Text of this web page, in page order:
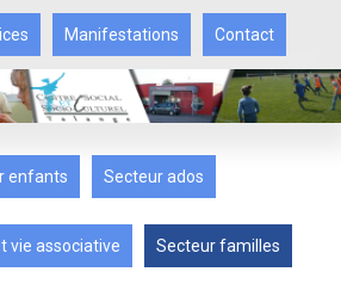
Manifestations Contact
enfants Secteur ados
vie associative Secteur familles